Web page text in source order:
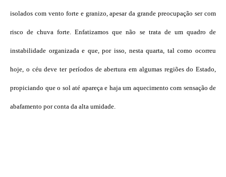
isolados com vento forte e granizo, apesar da grande preocupação ser com
risco de chuva forte. Enfatizamos que não se trata de um quadro de
instabilidade organizada e que, por isso, nesta quarta, tal como ocorreu
hoje, o céu deve ter períodos de abertura em algumas regiões do Estado,
propiciando que o sol até apareça e haja um aquecimento com sensação de
abafamento por conta da alta umidade.